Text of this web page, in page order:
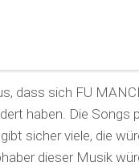
dass sich FU
haben. Die Songs
sicher viele, die
dieser Musik